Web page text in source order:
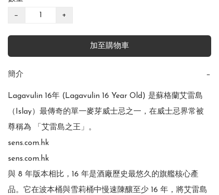
− +
加至購物車
簡介 −
Lagavulin 16年 (Lagavulin 16 Year Old) 是蘇格蘭艾雷島
（Islay）最傳奇的單一麥芽威士忌之一，在威士忌界常被
尊稱為 「艾雷島之王」。
sens.com.hk
sens.com.hk
與 8 年版本相比，16 年是酒廠歷史最悠久的旗艦核心產
品。它在波本桶與雪莉桶中慢速陳釀至少 16 年，將艾雷島